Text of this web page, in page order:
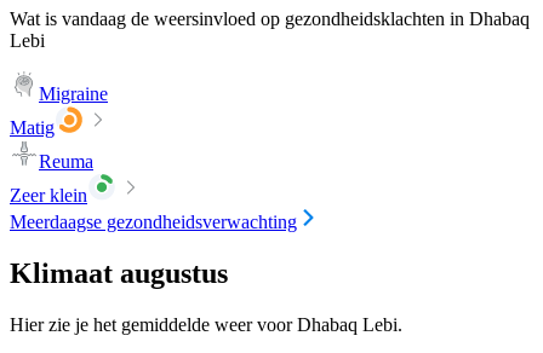
Wat is vandaag de weersinvloed op gezondheidsklachten in Dhabaq
Lebi
Migraine
Matig
Reuma
Zeer klein
Meerdaagse gezondheidsverwachting
Klimaat augustus
Hier zie je het gemiddelde weer voor Dhabaq Lebi.